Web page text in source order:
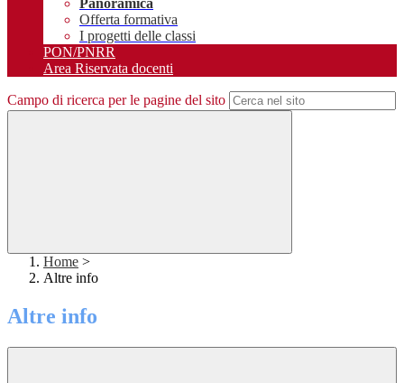
Panoramica
Offerta formativa
I progetti delle classi
PON/PNRR
Area Riservata docenti
Campo di ricerca per le pagine del sito
Home >
Altre info
Altre info